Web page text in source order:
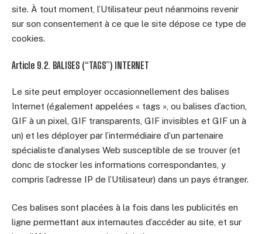
site. À tout moment, l’Utilisateur peut néanmoins revenir
sur son consentement à ce que le site dépose ce type de
cookies.
Article 9.2. BALISES (“TAGS”) INTERNET
Le site peut employer occasionnellement des balises
Internet (également appelées « tags », ou balises d’action,
GIF à un pixel, GIF transparents, GIF invisibles et GIF un à
un) et les déployer par l’intermédiaire d’un partenaire
spécialiste d’analyses Web susceptible de se trouver (et
donc de stocker les informations correspondantes, y
compris l’adresse IP de l’Utilisateur) dans un pays étranger.
Ces balises sont placées à la fois dans les publicités en
ligne permettant aux internautes d’accéder au site, et sur